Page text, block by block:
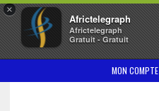
×
Africtelegraph
Africtelegraph
Gratuit - Gratuit
MON COMPTE